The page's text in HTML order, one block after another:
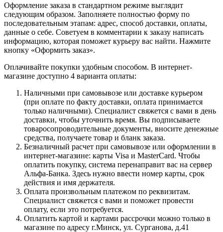
Оформление заказа в стандартном режиме выглядит
следующим образом. Заполняете полностью форму по
последовательным этапам: адрес, способ доставки, оплаты,
данные о себе. Советуем в комментарии к заказу написать
информацию, которая поможет курьеру вас найти. Нажмите
кнопку «Оформить заказ».
Оплачивайте покупки удобным способом. В интернет-
магазине доступно 4 варианта оплаты:
Наличными при самовывозе или доставке курьером
(при оплате по факту доставки, оплата принимается
только наличными). Специалист свяжется с вами в день
доставки, чтобы уточнить время. Вы подписываете
товаросопроводительные документы, вносите денежные
средства, получаете товар и бланк заказа.
Безналичный расчет при самовывозе или оформлении в
интернет-магазине: карты Visa и MasterCard. Чтобы
оплатить покупку, система перенаправит вас на сервер
Альфа-Банка. Здесь нужно ввести номер карты, срок
действия и имя держателя.
Оплата произвольным платежом по реквизитам.
Специалист свяжется с вами и поможет провести
оплату, если это потребуется.
Оплатить картой и картами рассрочки можно только в
магазине по адресу г.Минск, ул. Сурганова, д.41